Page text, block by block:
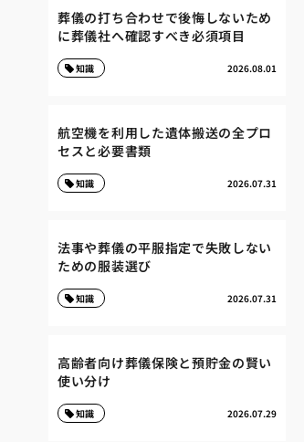
葬儀の打ち合わせで後悔しないため
に葬儀社へ確認すべき必須項目
2026.08.01
知識
航空機を利用した遺体搬送の全プロ
セスと必要書類
2026.07.31
知識
法事や葬儀の平服指定で失敗しない
ための服装選び
2026.07.31
知識
高齢者向け葬儀保険と預貯金の賢い
使い分け
2026.07.29
知識